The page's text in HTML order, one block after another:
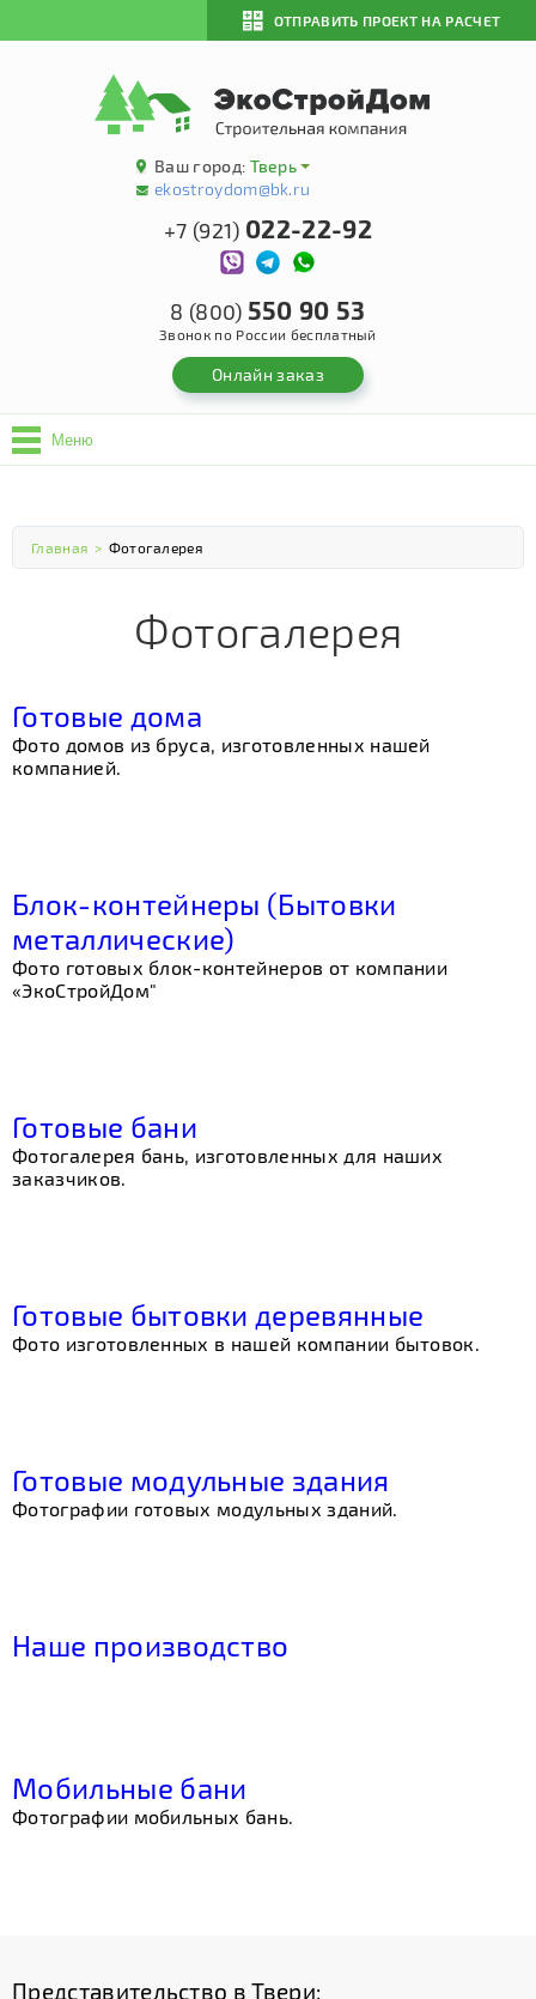
ОТПРАВИТЬ ПРОЕКТ НА РАСЧЕТ
Ваш город: Тверь
ekostroydom@bk.ru
+7 (921) 022-22-92
8 (800) 550 90 53
Звонок по России бесплатный
Онлайн заказ
Меню
Главная > Фотогалерея
Фотогалерея
Готовые дома
Фото домов из бруса, изготовленных нашей
компанией.
Блок-контейнеры (Бытовки
металлические)
Фото готовых блок-контейнеров от компании
«ЭкоСтройДом"
Готовые бани
Фотогалерея бань, изготовленных для наших
заказчиков.
Готовые бытовки деревянные
Фото изготовленных в нашей компании бытовок.
Готовые модульные здания
Фотографии готовых модульных зданий.
Наше производство
Мобильные бани
Фотографии мобильных бань.
Представительство в Твери: